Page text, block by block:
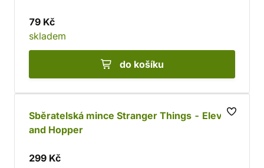
79 Kč
skladem
do košíku
Sběratelská mince Stranger Things - Eleven
and Hopper
299 Kč